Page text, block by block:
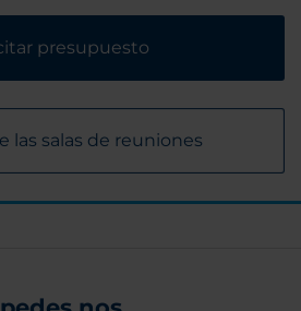
presupuesto
las salas de reuniones